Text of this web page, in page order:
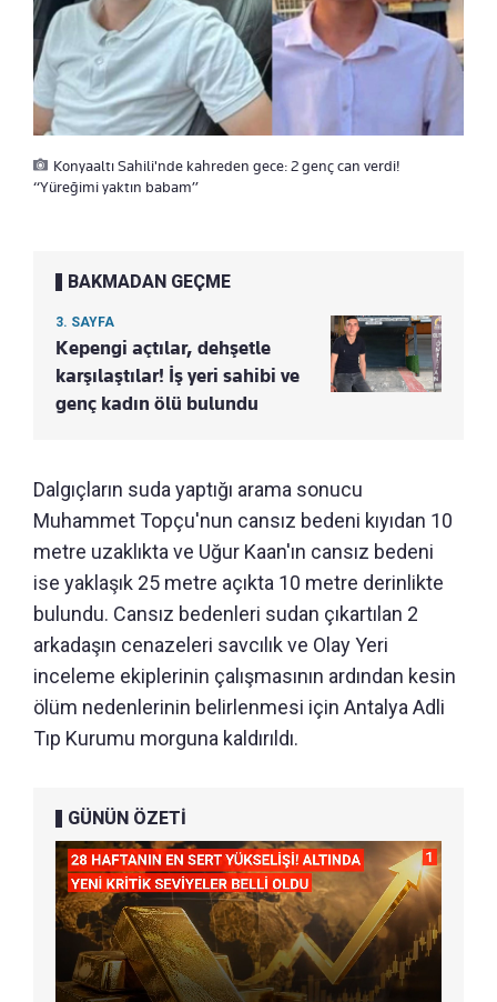
Konyaaltı Sahili'nde kahreden gece: 2 genç can verdi!
“Yüreğimi yaktın babam”
BAKMADAN GEÇME
3. SAYFA
Kepengi açtılar, dehşetle
karşılaştılar! İş yeri sahibi ve
genç kadın ölü bulundu
Dalgıçların suda yaptığı arama sonucu
Muhammet Topçu'nun cansız bedeni kıyıdan 10
metre uzaklıkta ve Uğur Kaan'ın cansız bedeni
ise yaklaşık 25 metre açıkta 10 metre derinlikte
bulundu. Cansız bedenleri sudan çıkartılan 2
arkadaşın cenazeleri savcılık ve Olay Yeri
inceleme ekiplerinin çalışmasının ardından kesin
ölüm nedenlerinin belirlenmesi için Antalya Adli
Tıp Kurumu morguna kaldırıldı.
GÜNÜN ÖZETİ